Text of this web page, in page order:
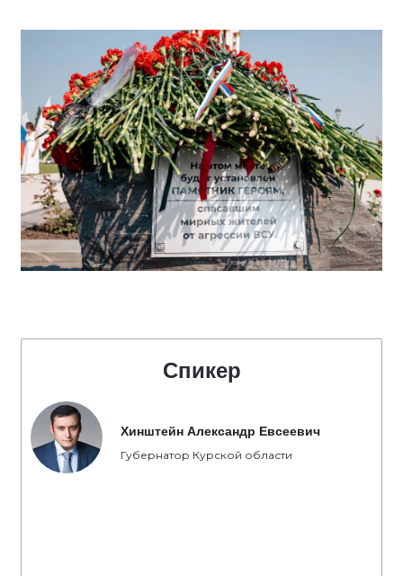
Спикер
Хинштейн Александр Евсеевич
Губернатор Курской области